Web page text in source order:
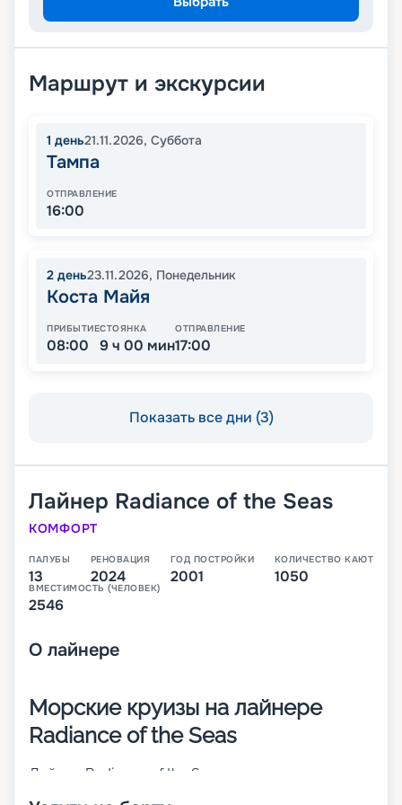
Маршрут и экскурсии
1 день21.11.2026, Суббота
Тампа
ОТПРАВЛЕНИЕ
16:00
2 день23.11.2026, Понедельник
Коста Майя
ПРИБЫТИЕ
08:00
СТОЯНКА
9 ч 00 мин
ОТПРАВЛЕНИЕ
17:00
Показать все дни (3)
Лайнер Radiance of the Seas
КОМФОРТ
ПАЛУБЫ
13
РЕНОВАЦИЯ
2024
ГОД ПОСТРОЙКИ
2001
КОЛИЧЕСТВО КАЮТ
1050
ВМЕСТИМОСТЬ (ЧЕЛОВЕК)
2546
О лайнере
Морские круизы на лайнере
Radiance of the Seas
Лайнер Radiance of the Seas – современное